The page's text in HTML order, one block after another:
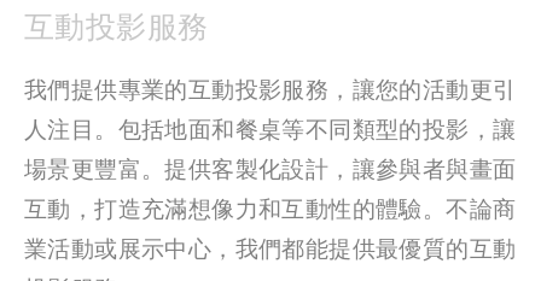
互動投影服務
我們提供專業的互動投影服務，讓您的活動更引
人注目。包括地面和餐桌等不同類型的投影，讓
場景更豐富。提供客製化設計，讓參與者與畫面
互動，打造充滿想像力和互動性的體驗。不論商
業活動或展示中心，我們都能提供最優質的互動